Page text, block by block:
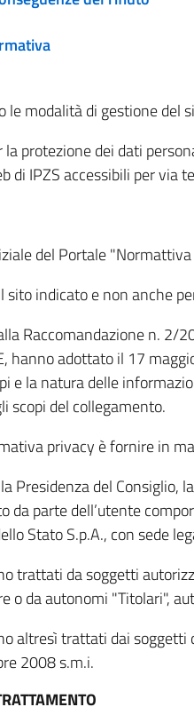
le modalità di gestione
protezione dei dati
di IPZS accessibili per via
del Portale
sito indicato e non anche
Raccomandazione n. 2/
hanno adottato il 17
e la natura delle
scopi del collegamento.
privacy è fornire in
Presidenza del Consiglio,
da parte dell’utente
Stato S.p.A., con sede
trattati da soggetti
o da autonomi "Titolari",
altresì trattati dai
2008 s.m.i.